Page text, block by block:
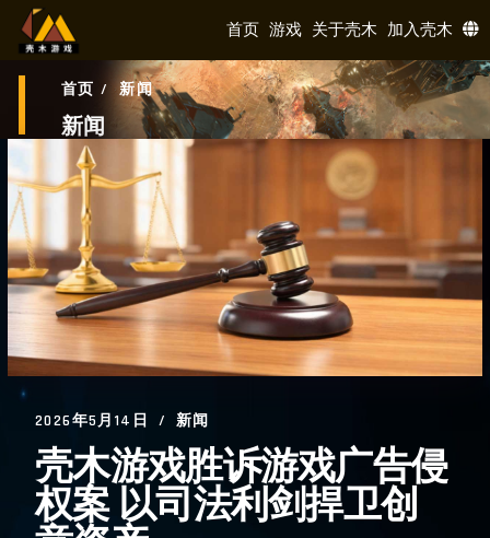
首页 游戏 关于壳木 加入壳木
首页 /新闻
新闻
2026年5月14日 新闻
壳木游戏胜诉游戏广告侵
权案 以司法利剑捍卫创